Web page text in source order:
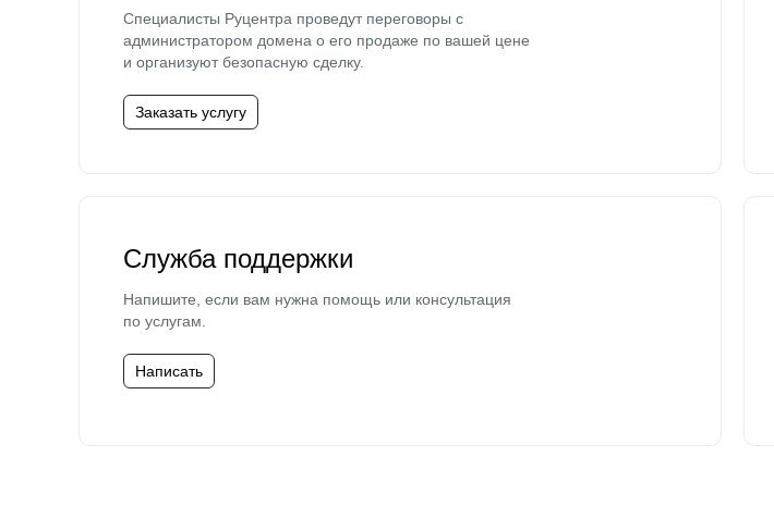
Специалисты Руцентра проведут переговоры с
администратором домена о его продаже по вашей цене
и организуют безопасную сделку.
Заказать услугу
Служба поддержки
Напишите, если вам нужна помощь или консультация
по услугам.
Написать